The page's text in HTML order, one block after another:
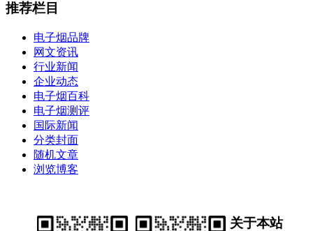
推荐栏目
电子烟品牌
网文资讯
行业新闻
企业动态
电子烟百科
电子烟测评
国际新闻
分类封面
随机文章
浏览博客
关于本站